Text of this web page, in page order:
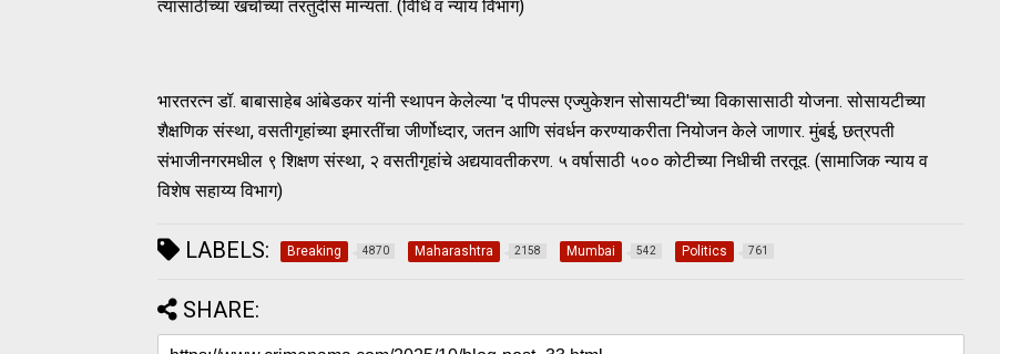
त्यासाठीच्या खर्चाच्या तरतुदीस मान्यता. (विधि व न्याय विभाग)
भारतरत्न डॉ. बाबासाहेब आंबेडकर यांनी स्थापन केलेल्या 'द पीपल्स एज्युकेशन सोसायटी'च्या विकासासाठी योजना. सोसायटीच्या
शैक्षणिक संस्था, वसतीगृहांच्या इमारतींचा जीर्णोध्दार, जतन आणि संवर्धन करण्याकरीता नियोजन केले जाणार. मुंबई, छत्रपती
संभाजीनगरमधील ९ शिक्षण संस्था, २ वसतीगृहांचे अद्ययावतीकरण. ५ वर्षासाठी ₹५०० कोटीच्या निधीची तरतूद. (सामाजिक न्याय व
विशेष सहाय्य विभाग)
LABELS: Breaking 4870 Maharashtra 2158 Mumbai 542 Politics 761
SHARE: